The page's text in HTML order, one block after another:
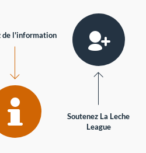
de l'information
Soutenez La Leche
League